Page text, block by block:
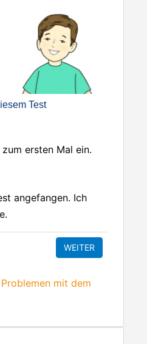
Test
ersten Mal ein.
angefangen. Ich
mit dem